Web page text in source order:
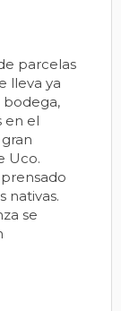
parcelas
lleva ya
bodega,
en el
Uco.
nativas.
se